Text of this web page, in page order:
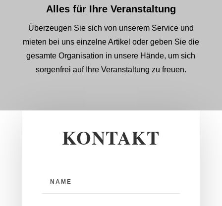
Alles für Ihre Veranstaltung
Überzeugen Sie sich von unserem Service und
mieten bei uns einzelne Artikel oder geben Sie die
gesamte Organisation in unsere Hände, um sich
sorgenfrei auf Ihre Veranstaltung zu freuen.
KONTAKT